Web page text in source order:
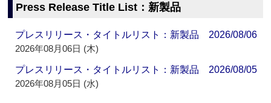
Press Release Title List：新製品
プレスリリース・タイトルリスト：新製品 2026/08/06
2026年08月06日 (木)
プレスリリース・タイトルリスト：新製品 2026/08/05
2026年08月05日 (水)